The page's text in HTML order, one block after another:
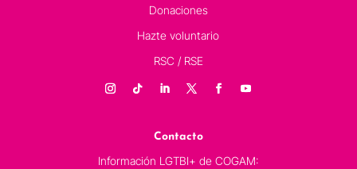
Donaciones
Hazte voluntario
RSC / RSE
Contacto
Información LGTBI+ de COGAM: